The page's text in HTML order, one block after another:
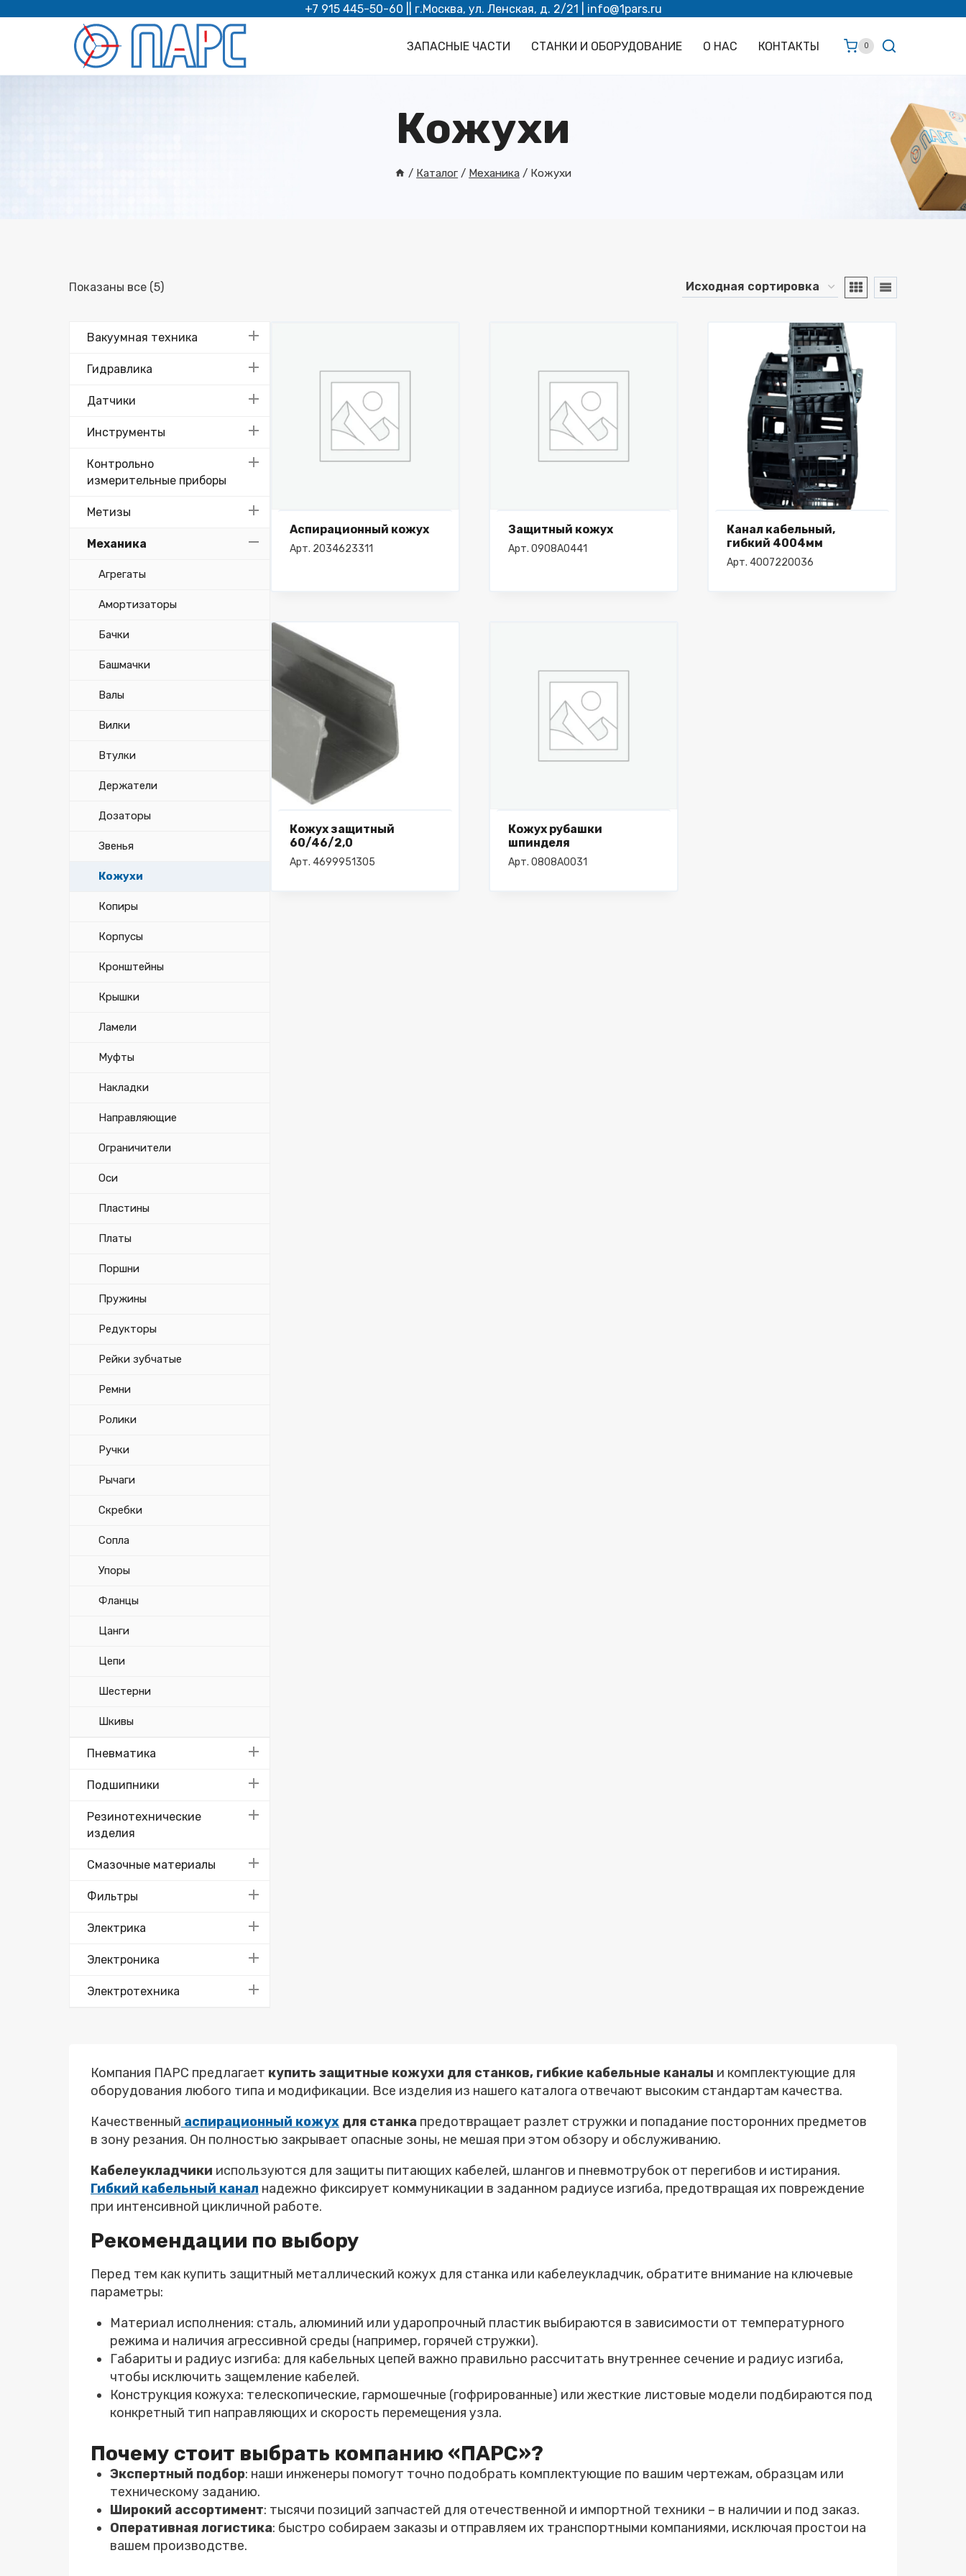
содержимому
+7 915 445-50-60 || г.Москва, ул. Ленская, д. 2/21 | info@1pars.ru
ЗАПАСНЫЕ ЧАСТИ СТАНКИ И ОБОРУДОВАНИЕ О НАС КОНТАКТЫ 0
Кожухи
/ Каталог / Механика / Кожухи
Показаны все (5)
Вакуумная техника
Гидравлика
Датчики
Инструменты
Контрольно
измерительные приборы
Метизы
Механика
Агрегаты
Амортизаторы
Бачки
Башмачки
Валы
Вилки
Втулки
Держатели
Дозаторы
Звенья
Кожухи
Копиры
Корпусы
Кронштейны
Крышки
Ламели
Муфты
Накладки
Направляющие
Ограничители
Оси
Пластины
Платы
Поршни
Пружины
Редукторы
Рейки зубчатые
Ремни
Ролики
Ручки
Рычаги
Скребки
Сопла
Упоры
Фланцы
Цанги
Цепи
Шестерни
Шкивы
Пневматика
Подшипники
Резинотехнические
изделия
Смазочные материалы
Фильтры
Электрика
Электроника
Электротехника
Аспирационный кожух
Арт. 2034623311
Защитный кожух
Арт. 0908A0441
Канал кабельный,
гибкий 4004мм
Арт. 4007220036
Кожух защитный
60/46/2,0
Арт. 4699951305
Кожух рубашки
шпинделя
Арт. 0808A0031
Компания ПАРС предлагает купить защитные кожухи для станков, гибкие кабельные каналы и комплектующие для
оборудования любого типа и модификации. Все изделия из нашего каталога отвечают высоким стандартам качества.
Качественный аспирационный кожух для станка предотвращает разлет стружки и попадание посторонних предметов
в зону резания. Он полностью закрывает опасные зоны, не мешая при этом обзору и обслуживанию.
Кабелеукладчики используются для защиты питающих кабелей, шлангов и пневмотрубок от перегибов и истирания.
Гибкий кабельный канал надежно фиксирует коммуникации в заданном радиусе изгиба, предотвращая их повреждение
при интенсивной цикличной работе.
Рекомендации по выбору
Перед тем как купить защитный металлический кожух для станка или кабелеукладчик, обратите внимание на ключевые
параметры:
Материал исполнения: сталь, алюминий или ударопрочный пластик выбираются в зависимости от температурного
режима и наличия агрессивной среды (например, горячей стружки).
Габариты и радиус изгиба: для кабельных цепей важно правильно рассчитать внутреннее сечение и радиус изгиба,
чтобы исключить защемление кабелей.
Конструкция кожуха: телескопические, гармошечные (гофрированные) или жесткие листовые модели подбираются под
конкретный тип направляющих и скорость перемещения узла.
Почему стоит выбрать компанию «ПАРС»?
Экспертный подбор: наши инженеры помогут точно подобрать комплектующие по вашим чертежам, образцам или
техническому заданию.
Широкий ассортимент: тысячи позиций запчастей для отечественной и импортной техники – в наличии и под заказ.
Оперативная логистика: быстро собираем заказы и отправляем их транспортными компаниями, исключая простои на
вашем производстве.